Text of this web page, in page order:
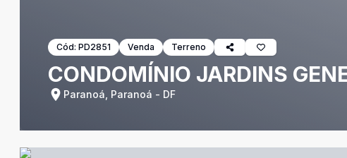
Cód: PD2851 Venda Terreno
CONDOMÍNIO JARDINS
Paranoá, Paranoá - DF